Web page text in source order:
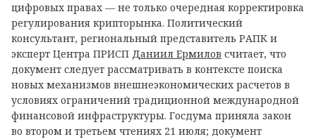
цифровых правах — не только очередная корректировка
регулирования крипторынка. Политический
консультант, региональный представитель РАПК и
эксперт Центра ПРИСП Даниил Ермилов считает, что
документ следует рассматривать в контексте поиска
новых механизмов внешнеэкономических расчетов в
условиях ограничений традиционной международной
финансовой инфраструктуры. Госдума приняла закон
во втором и третьем чтениях 21 июля; документ